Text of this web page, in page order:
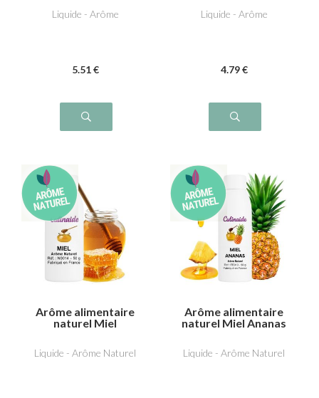
Liquide - Arôme
5.51 €
Liquide - Arôme
4.79 €
Arôme alimentaire
naturel Miel
Liquide - Arôme Naturel
Arôme alimentaire
naturel Miel Ananas
Liquide - Arôme Naturel